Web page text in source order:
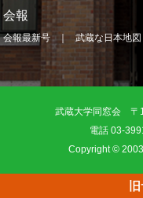
会報
会報最新号 武蔵な日本地図
武蔵大学同窓会 〒
電話 03-
Copyright ©